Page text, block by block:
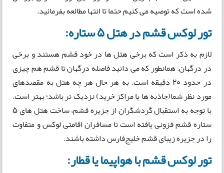
شده است که توصیه می کنیم حتما تا انتها مطالعه بفرمائید.
تور لوکس قشم در هتل 5 ستاره:
لازم به ذکر است که برخی هتل ها در خود قشم هستند و برخی
در درگهان. همانطور که می دانید فاصله درگهان تا قشم هم چیزی
در حدود 20 دقیقه است. به هر حال هر چه هتل به مقصدهای
مورد نظر شما(جاذبه ها یا مراکز خرید) نزدیک تر باشد؛ بهتر است.
با توجه به استقبال گردشگران از جزیره قشم، ساخت هتل های ۵
ستاره قشم فزونی یافته است تا مسافران اقامتی لوکس و متفاوت
را در جزیره زیبای قشم خلیج‌فارس داشته باشند.
تور لوکس قشم با هواپیما یا قطار: